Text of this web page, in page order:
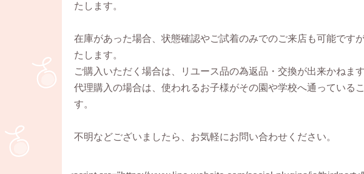
たします。
在庫があった場合、状態確認やご試着のみでのご来店も可能です
たします。
ご購入いただく場合は、リユース品の為返品・交換が出来かねま
代理購入の場合は、使われるお子様がその園や学校へ通っている
す。
不明などございましたら、お気軽にお問い合わせください。